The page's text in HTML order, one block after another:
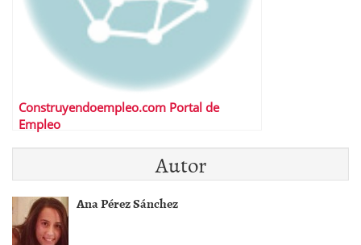
Construyendoempleo.com Portal de
Empleo
Autor
Ana Pérez Sánchez